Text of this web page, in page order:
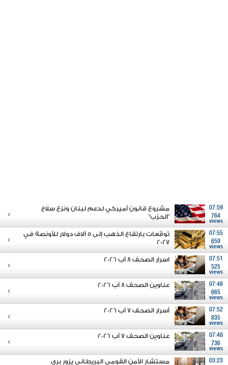
07:59
764
views
مشروع قانون أميركي لدعم لبنان ونزع سلاح
"الحزب"
07:55
659
views
توقّعات بارتفاع الذهب إلى 5 آلاف دولار للأونصة في
2027
07:51
525
views
اسرار الصحف 8 آب 2026
07:48
665
views
عناوين الصحف 8 آب 2026
07:52
835
views
أسرار الصحف 7 آب 2026
07:48
736
views
عناوين الصحف 7 آب 2026
03:23
مستشار الأمن القومي البريطاني يزور بري